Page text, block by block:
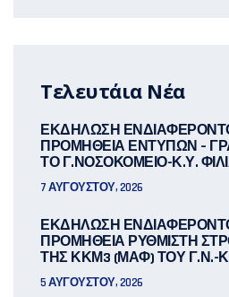
Τελευτάια Νέα
ΕΚΔΗΛΩΣΗ
ΠΡΟΜΗΘΕΙΑ ΕΝΤΥΠΩΝ –
ΤΟ Γ.ΝΟΣΟΚΟΜΕΙΟ-Κ.Υ.
7 ΑΥΓΟΎΣΤΟΥ, 2026
ΕΚΔΗΛΩΣΗ
ΠΡΟΜΗΘΕΙΑ ΡΥΘΜΙΣΤΗ
ΤΗΣ ΚΚΜ3 (ΜΑΦ) ΤΟΥ Γ.Ν.-
5 ΑΥΓΟΎΣΤΟΥ, 2026